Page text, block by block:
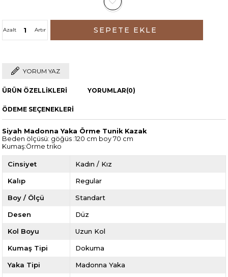
Artır
Azalt
YORUM YAZ
ÜRÜN ÖZELLIKLERI YORUMLAR(0)
ÖDEME SEÇENEKLERI
Siyah Madonna Yaka Örme Tunik Kazak
Beden ölçüsü: göğüs :120 cm boy 70 cm
Kumaş:Örme triko
Cinsiyet Kadın / Kız
Kalıp Regular
Boy / Ölçü Standart
Desen Düz
Kol Boyu Uzun Kol
Kumaş Tipi Dokuma
Yaka Tipi Madonna Yaka